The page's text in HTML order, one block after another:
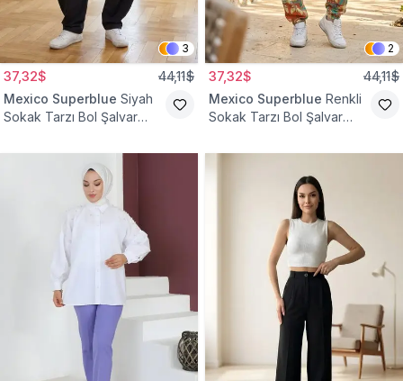
3
37,32$ 44,11$
Mexico Superblue Siyah
Sokak Tarzı Bol Şalvar
2
37,32$ 44,11$
Mexico Superblue Renkli
Sokak Tarzı Bol Şalvar